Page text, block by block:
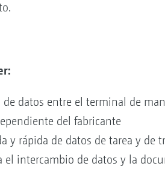
datos entre el terminal de
del fabricante
y rápida de datos de tarea y de
el intercambio de datos y la